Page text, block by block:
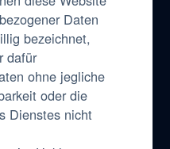
Daten
bezeichnet,
dafür
ohne jegliche
oder die
Dienstes nicht